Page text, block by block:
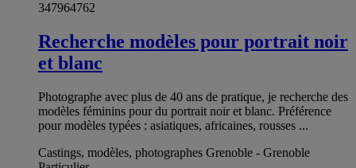
347964762
Recherche modèles pour portrait noir
et blanc
Photographe avec plus de 40 ans de pratique, je recherche des
modèles féminins pour du portrait noir et blanc. Préférence
pour modèles typées : asiatiques, africaines, rousses ...
Castings, modèles, photographes Grenoble - Grenoble